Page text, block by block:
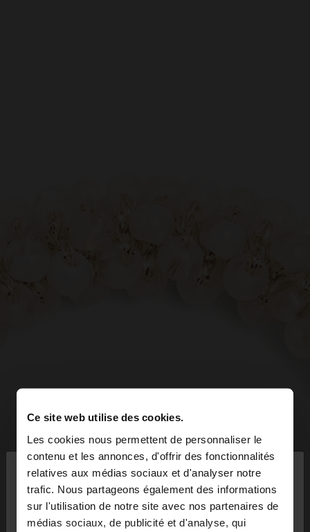
Ce site web utilise des cookies.
Les cookies nous permettent de personnaliser le
contenu et les annonces, d'offrir des fonctionnalités
relatives aux médias sociaux et d'analyser notre
trafic. Nous partageons également des informations
sur l'utilisation de notre site avec nos partenaires de
médias sociaux, de publicité et d'analyse, qui
bonjour ×
Vous accédez au site depuis France. Voulez-vous
parcourir notre site au United States?